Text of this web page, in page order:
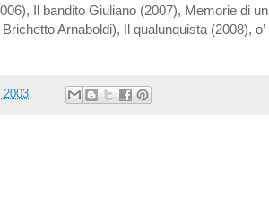
Il bandito Giuliano (2007), Memorie di un
Arnaboldi), Il qualunquista (2008), o’
2003